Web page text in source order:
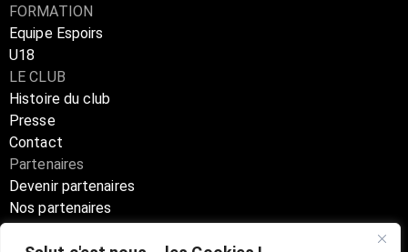
FORMATION
Equipe Espoirs
U18
LE CLUB
Histoire du club
Presse
Contact
Partenaires
Devenir partenaires
Nos partenaires